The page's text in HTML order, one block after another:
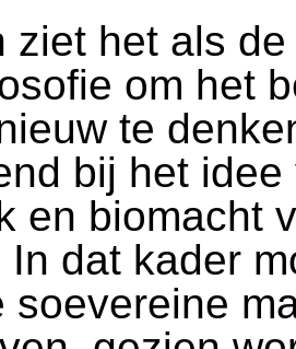
ziet het als
om het
te
bij het idee
en biomacht
In dat kader
soevereine